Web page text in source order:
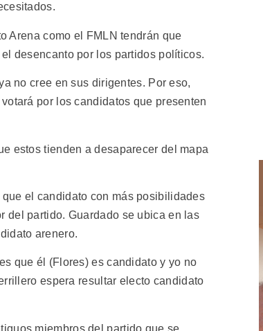
Arena como el FMLN tendrán que
desencanto por los partidos políticos.
no cree en sus dirigentes. Por eso,
por los candidatos que presenten
estos tienden a desaparecer del mapa
el candidato con más posibilidades
del partido. Guardado se ubica en las
arenero.
que él (Flores) es candidato y yo no
espera resultar electo candidato
miembros del partido que se